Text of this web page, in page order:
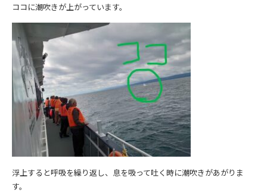
ココに潮吹きが上がっています。
浮上すると呼吸を繰り返し、息を吸って吐く時に潮吹きがあがりま
す。